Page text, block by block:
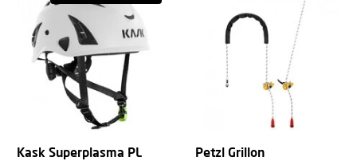
Kask Superplasma PL Petzl Grillon